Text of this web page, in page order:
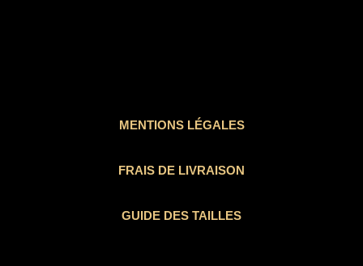
MENTIONS LÉGALES
FRAIS DE LIVRAISON
GUIDE DES TAILLES